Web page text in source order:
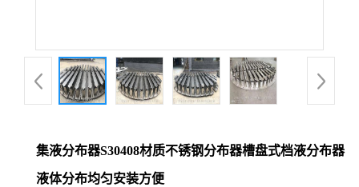
集液分布器S30408材质不锈钢分布器槽盘式档液分布器
液体分布均匀安装方便